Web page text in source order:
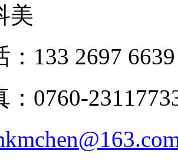
美
133 2697 6639
0760-